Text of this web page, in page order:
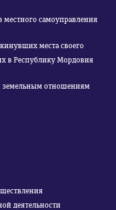
местного самоуправления
места своего
в Республику Мордовия
земельным отношениям
деятельности